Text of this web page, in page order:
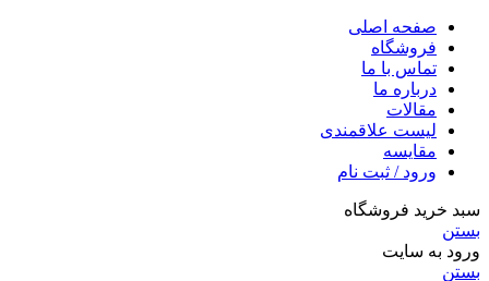
صفحه اصلی
فروشگاه
تماس با ما
درباره ما
مقالات
لیست علاقمندی
مقایسه
ورود / ثبت نام
سبد خرید فروشگاه
بستن
ورود به سایت
بستن